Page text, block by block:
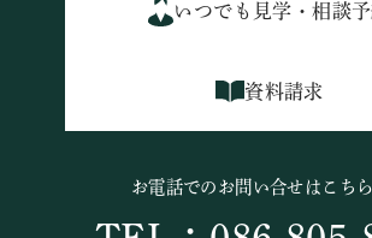
いつでも見学・相談
資料請求
お電話でのお問い合せはこち